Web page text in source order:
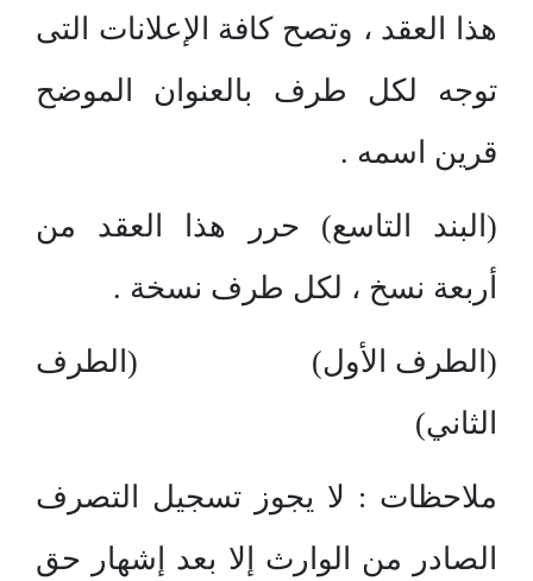
هذا العقد ، وتصح كافة الإعلانات التى
توجه لكل طرف بالعنوان الموضح
قرين اسمه .
(البند التاسع) حرر هذا العقد من
أربعة نسخ ، لكل طرف نسخة .
(الطرف الأول) (الطرف
الثاني)
ملاحظات : لا يجوز تسجيل التصرف
الصادر من الوارث إلا بعد إشهار حق